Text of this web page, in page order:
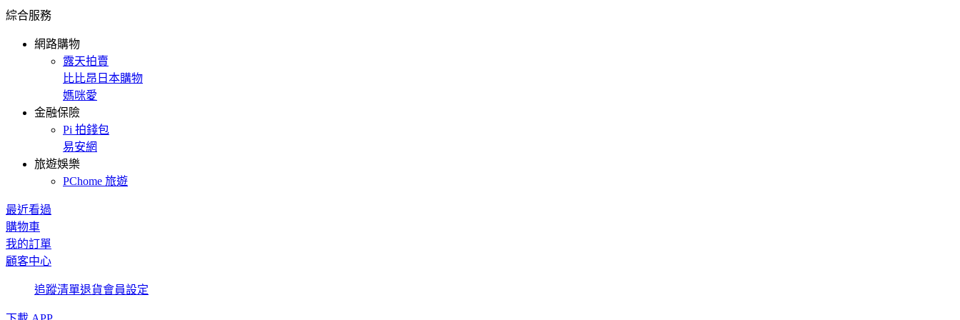
綜合服務
網路購物
露天拍賣
比比昂日本購物
媽咪愛
金融保險
Pi 拍錢包
易安網
旅遊娛樂
PChome 旅遊
最近看過
購物車
我的訂單
顧客中心
追蹤清單退貨會員設定